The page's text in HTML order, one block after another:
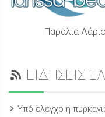
Παράλια
ΕΙΔΗΣΕΙΣ
Υπό έλεγχο η